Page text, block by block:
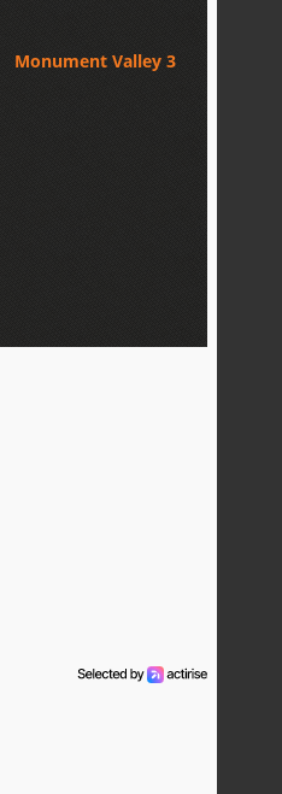
Monument Valley 3